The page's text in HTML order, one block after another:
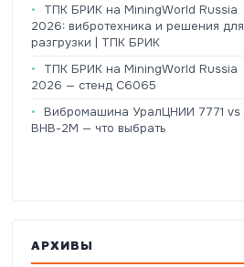
ТПК БРИК на MiningWorld Russia
2026: вибротехника и решения для
разгрузки | ТПК БРИК
ТПК БРИК на MiningWorld Russia
2026 — стенд C6065
Вибромашина УралЦНИИ 7771 vs
ВНВ-2М — что выбрать
АРХИВЫ